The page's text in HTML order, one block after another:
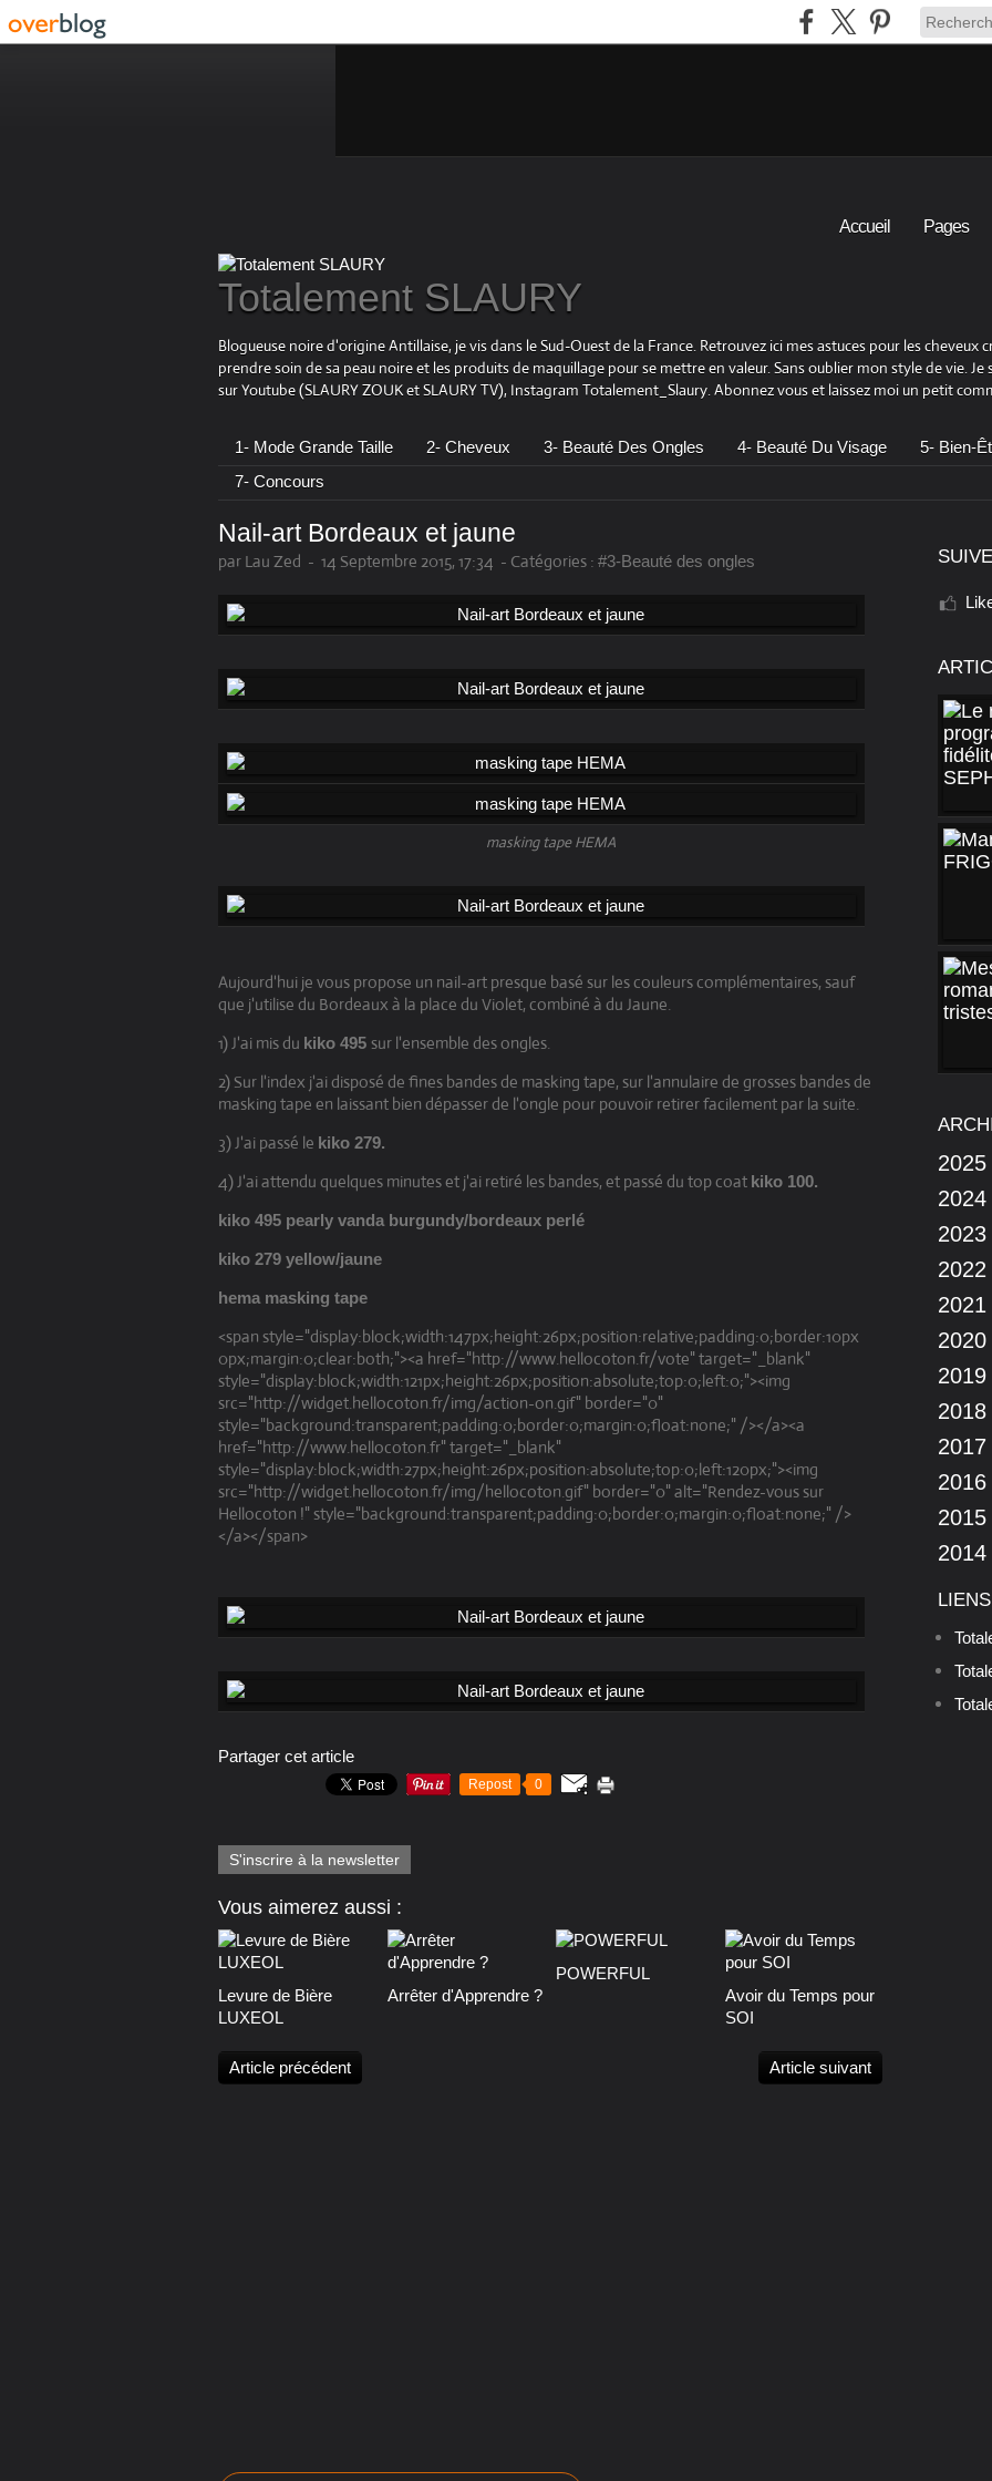
Accueil Pages
Totalement SLAURY
Blogueuse noire d'origine Antillaise, je vis dans le Sud-Ouest de la France. Retrouvez ici mes astuces pour les cheveux
prendre soin de sa peau noire et les produits de maquillage pour se mettre en valeur. Sans oublier mon style de vie. Je
sur Youtube (SLAURY ZOUK et SLAURY TV), Instagram Totalement_Slaury. Abonnez vous et laissez moi un petit
1- Mode Grande Taille 2- Cheveux 3- Beauté Des Ongles 4- Beauté Du Visage
5- Bien-
7- Concours
Nail-art Bordeaux et jaune
par Lau Zed - 14 Septembre 2015, 17:34 - Catégories : #3-Beauté des ongles
masking tape HEMA
Aujourd'hui je vous propose un nail-art presque basé sur les couleurs complémentaires, sauf
que j'utilise du Bordeaux à la place du Violet, combiné à du Jaune.
1) J'ai mis du kiko 495 sur l'ensemble des ongles.
2) Sur l'index j'ai disposé de fines bandes de masking tape, sur l'annulaire de grosses bandes de
masking tape en laissant bien dépasser de l'ongle pour pouvoir retirer facilement par la suite.
3) J'ai passé le kiko 279.
4) J'ai attendu quelques minutes et j'ai retiré les bandes, et passé du top coat kiko 100.
kiko 495 pearly vanda burgundy/bordeaux perlé
kiko 279 yellow/jaune
hema masking tape
<span style="display:block;width:147px;height:26px;position:relative;padding:0;border:10px
0px;margin:0;clear:both;"><a href="http://www.hellocoton.fr/vote" target="_blank"
style="display:block;width:121px;height:26px;position:absolute;top:0;left:0;"><img
src="http://widget.hellocoton.fr/img/action-on.gif" border="0"
style="background:transparent;padding:0;border:0;margin:0;float:none;" /></a><a
href="http://www.hellocoton.fr" target="_blank"
style="display:block;width:27px;height:26px;position:absolute;top:0;left:120px;"><img
src="http://widget.hellocoton.fr/img/hellocoton.gif" border="0" alt="Rendez-vous sur
Hellocoton !" style="background:transparent;padding:0;border:0;margin:0;float:none;" />
</a></span>
Partager cet article
Repost 0
S'inscrire à la newsletter
Vous aimerez aussi :
Levure de Bière
LUXEOL
Arrêter d'Apprendre ?
POWERFUL
Avoir du Temps pour
SOI
Article précédent Article suivant
2025
2024
2023
2022
2021
2020
2019
2018
2017
2016
2015
2014
LIENS